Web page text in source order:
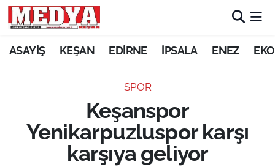
ASAYİŞ KEŞAN EDİRNE İPSALA ENEZ
SPOR
Keşanspor
Yenikarpuzluspor karşı
karşıya geliyor
KEŞAN
SİYASET